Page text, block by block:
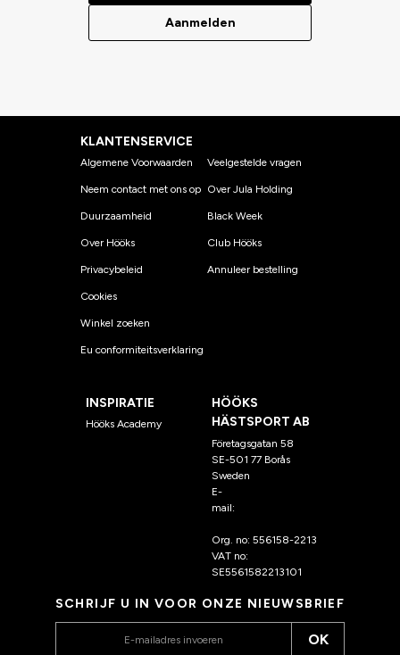
Aanmelden
KLANTENSERVICE
Algemene Voorwaarden
Neem contact met ons op
Duurzaamheid
Over Hööks
Privacybeleid
Cookies
Winkel zoeken
Eu conformiteitsverklaring
Veelgestelde vragen
Over Jula Holding
Black Week
Club Hööks
Annuleer bestelling
INSPIRATIE
Hööks Academy
HÖÖKS
HÄSTSPORT AB
Företagsgatan 58
SE-501 77 Borås
Sweden
E-
mail:
Org. no: 556158-2213
VAT no:
SE5561582213101
SCHRIJF U IN VOOR ONZE NIEUWSBRIEF
OK